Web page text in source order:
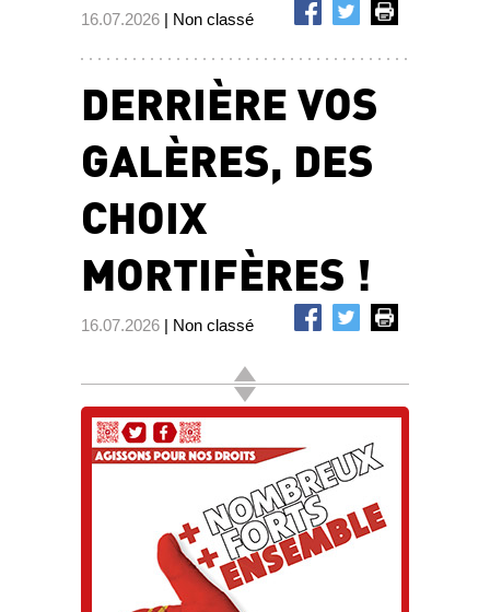
16.07.2026 | Non classé
DERRIÈRE VOS
GALÈRES, DES
CHOIX
MORTIFÈRES !
16.07.2026 | Non classé